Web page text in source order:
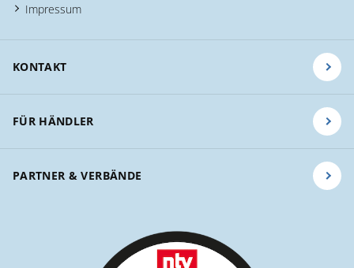
Impressum
KONTAKT
FÜR HÄNDLER
PARTNER & VERBÄNDE